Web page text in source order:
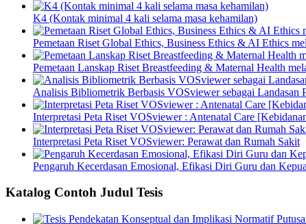
K4 (Kontak minimal 4 kali selama masa kehamilan)
Pemetaan Riset Global Ethics, Business Ethics & AI Ethics
Pemetaan Lanskap Riset Breastfeeding & Maternal Health
Analisis Bibliometrik Berbasis VOSviewer sebagai Landasan
Interpretasi Peta Riset VOSviewer : Antenatal Care
Interpretasi Peta Riset VOSviewer: Perawat dan Rumah Sakit
Pengaruh Kecerdasan Emosional, Efikasi Diri Guru dan
Katalog Contoh Judul Tesis